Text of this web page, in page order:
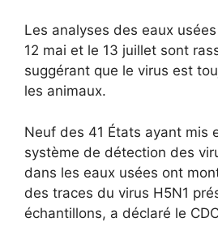
Les analyses des eaux
12 mai et le 13 juillet sont
suggérant que le virus est
les animaux.
Neuf des 41 États ayant mis
système de détection des
dans les eaux usées ont
des traces du virus H5N1
échantillons, a déclaré le